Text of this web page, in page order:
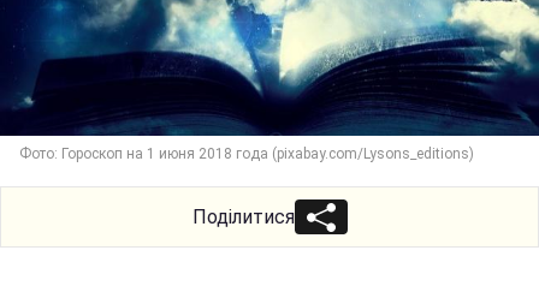
Фото: Гороскоп на 1 июня 2018 года (pixabay.com/Lysons_editions)
Поділитися